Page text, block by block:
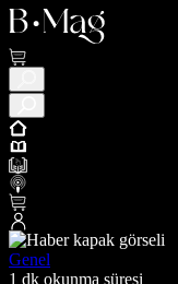
Genel
1 dk okunma süresi